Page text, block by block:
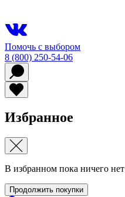
Помочь с выбором
8 (800) 250-54-06
Избранное
В избранном пока ничего нет
Продолжить покупки